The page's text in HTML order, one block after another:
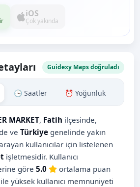
iOS
Çok yakında
Guidexy Maps doğruladı
🕒 Saatler ⏰ Yoğunluk
MARKET, Fatih ilçesinde,
ve Türkiye genelinde yakın
kullanıcılar için listelenen
işletmesidir. Kullanıcı
göre 5.0
ortalama puan
yüksek kullanıcı memnuniyeti